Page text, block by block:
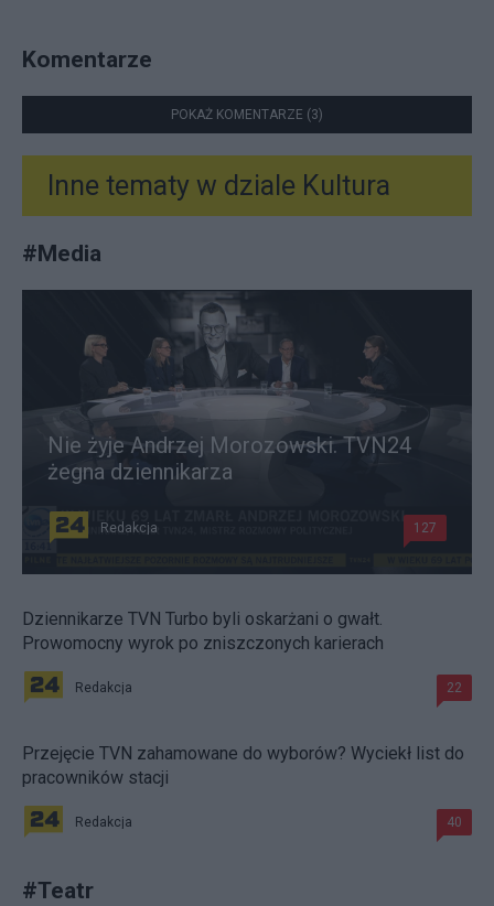
Komentarze
POKAŻ KOMENTARZE (3)
Inne tematy w dziale Kultura
#Media
Nie żyje Andrzej Morozowski. TVN24
żegna dziennikarza
Redakcja 127
Dziennikarze TVN Turbo byli oskarżani o gwałt.
Prowomocny wyrok po zniszczonych karierach
Redakcja 22
Przejęcie TVN zahamowane do wyborów? Wyciekł list do
pracowników stacji
Redakcja 40
#Teatr